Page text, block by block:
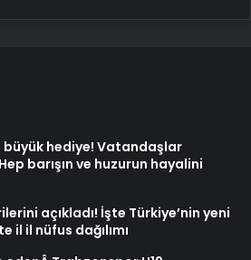
büyük hediye! Vatandaşlar
barışın ve huzurun hayalini
açıkladı! İşte Türkiye’nin yeni
il il nüfus dağılımı